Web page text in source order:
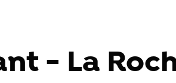
- La